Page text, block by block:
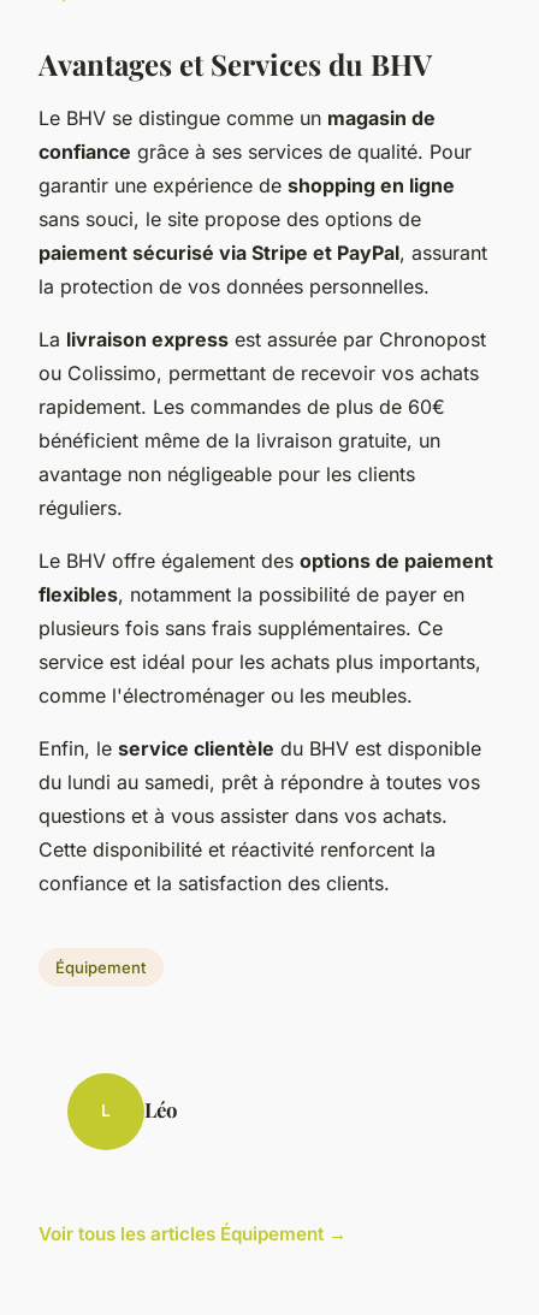
Avantages et Services du BHV
Le BHV se distingue comme un magasin de
confiance grâce à ses services de qualité. Pour
garantir une expérience de shopping en ligne
sans souci, le site propose des options de
paiement sécurisé via Stripe et PayPal, assurant
la protection de vos données personnelles.
La livraison express est assurée par Chronopost
ou Colissimo, permettant de recevoir vos achats
rapidement. Les commandes de plus de 60€
bénéficient même de la livraison gratuite, un
avantage non négligeable pour les clients
réguliers.
Le BHV offre également des options de paiement
flexibles, notamment la possibilité de payer en
plusieurs fois sans frais supplémentaires. Ce
service est idéal pour les achats plus importants,
comme l'électroménager ou les meubles.
Enfin, le service clientèle du BHV est disponible
du lundi au samedi, prêt à répondre à toutes vos
questions et à vous assister dans vos achats.
Cette disponibilité et réactivité renforcent la
confiance et la satisfaction des clients.
Équipement
L Léo
Voir tous les articles Équipement →